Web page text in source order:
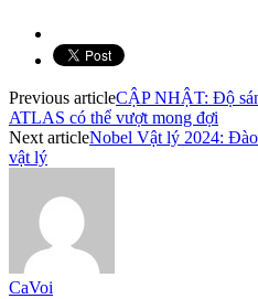
Previous articleCẬP NHẬT: Độ
ATLAS có thể vượt mong đợi
Next articleNobel Vật lý 2024: Đào
vật lý
CaVoi